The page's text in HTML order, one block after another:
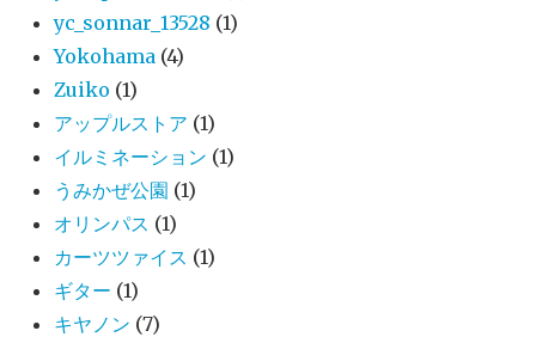
yc_sonnar_13528 (1)
Yokohama (4)
Zuiko (1)
アップルストア (1)
イルミネーション (1)
うみかぜ公園 (1)
オリンパス (1)
カーツツァイス (1)
ギター (1)
キヤノン (7)